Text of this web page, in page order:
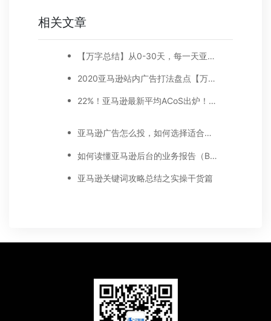
相关文章
【万字总结】从0-30天，每一天亚马逊广告打造技巧真实案例细节分享
2020亚马逊站内广告打法盘点【万字好文】
22%！亚马逊最新平均ACoS出炉！这三步做好，ACoS优化差不了！
亚马逊广告怎么投，如何选择适合你的广告模式？
如何读懂亚马逊后台的业务报告（Business report)
亚马逊关键词攻略总结之实操干货篇